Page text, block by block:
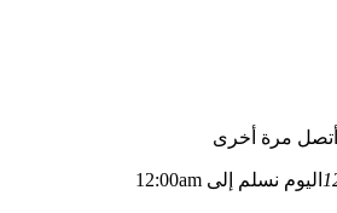
أتصل مرة أخرى
اليوم نسلم إلى 12:00am